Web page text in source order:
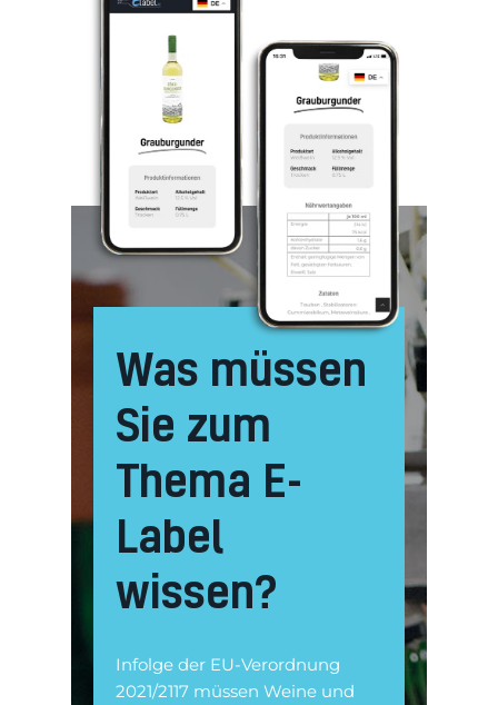
Was müssen
Sie zum
Thema E-
Label
wissen?
Infolge der EU-Verordnung
2021/2117 müssen Weine und